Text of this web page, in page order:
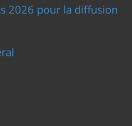
2026 pour la diffusion